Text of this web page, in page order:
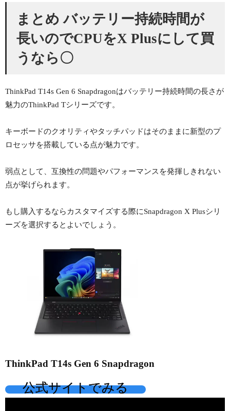
まとめ バッテリー持続時間が
長いのでCPUをX Plusにして買
うなら〇
ThinkPad T14s Gen 6 Snapdragonはバッテリー持続時間の長さが
魅力のThinkPad Tシリーズです。
キーボードのクオリティやタッチパッドはそのままに新型のプ
ロセッサを搭載している点が魅力です。
弱点として、互換性の問題やパフォーマンスを発揮しきれない
点が挙げられます。
もし購入するならカスタマイズする際にSnapdragon X Plusシリ
ーズを選択するとよいでしょう。
ThinkPad T14s Gen 6 Snapdragon
公式サイトでみる